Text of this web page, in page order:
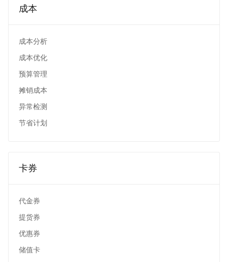
成本
成本分析
成本优化
预算管理
摊销成本
异常检测
节省计划
卡券
代金券
提货券
优惠券
储值卡